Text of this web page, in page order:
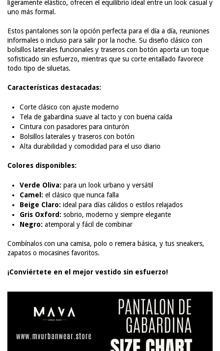
ligeramente elástico, ofrecen el equilibrio ideal entre un look casual y
uno más formal.
Estos pantalones son la opción perfecta para el día a día, reuniones
informales o incluso para salir por la noche. Su diseño clásico con
bolsillos laterales funcionales y traseros con botón aporta un toque
sofisticado sin esfuerzo, mientras que su corte entallado favorece
todo tipo de siluetas.
Características destacadas:
Corte clásico con ajuste moderno
Tela de gabardina suave al tacto y con buena caída
Cintura con pasadores para cinturón
Bolsillos laterales y traseros con botón
Alta durabilidad y comodidad para el uso diario
Colores disponibles:
Verde Oliva: para un look urbano y versátil
Camel: el clásico que nunca falla
Beige Claro: ideal para días cálidos o estilos relajados
Gris Oxford: sobrio, moderno y siempre elegante
Negro: atemporal y fácil de combinar
Combínalos con una camisa, polo o remera básica, y tus sneakers,
zapatos o mocasines favoritos.
¡Conviértete en el mejor vestido sin esfuerzo!